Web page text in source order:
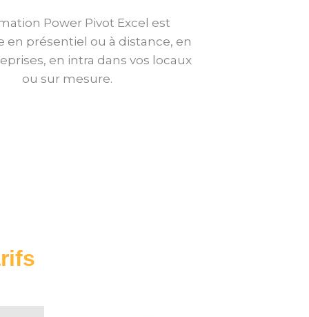
Power Pivot Excel est
en présentiel ou à distance, en
en intra dans vos locaux
ou sur mesure.